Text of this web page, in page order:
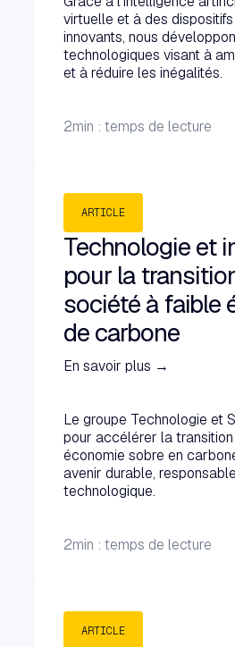
virtuelle et à des
innovants, nous
technologiques visant à
et à réduire les inégalités.
2min : temps de lecture
ARTICLE
Technologie et
pour la
société à faible
de carbone
En savoir plus →
Le groupe Technologie et
pour accélérer la transition
économie sobre en
avenir durable,
technologique.
2min : temps de lecture
ARTICLE